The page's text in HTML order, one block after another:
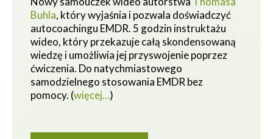
Buhla, który wyjaśnia i pozwala doświadczyć
autocoachingu EMDR. 5 godzin instruktażu
wideo, który przekazuje całą skondensowaną
wiedzę i umożliwia jej przyswojenie poprzez
ćwiczenia. Do natychmiastowego
samodzielnego stosowania EMDR bez
pomocy. (więcej…)